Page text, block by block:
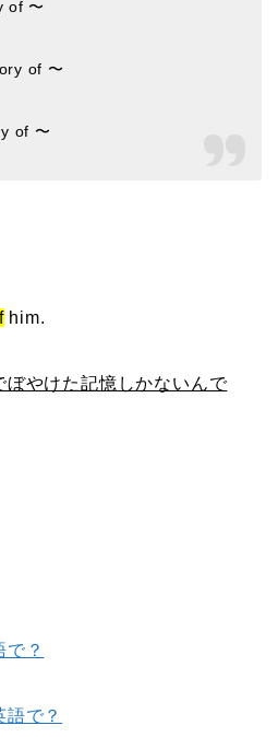
of 〜
of 〜
of 〜
him.
やけた記憶しかないんで
で？
語で？